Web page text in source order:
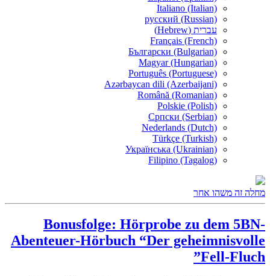
Italiano (Italian)
русский (Russian)
עברית (Hebrew)
Français (French)
Български (Bulgarian)
Magyar (Hungarian)
Português (Portuguese)
Azərbaycan dili (Azerbaijani)
Română (Romanian)
Polskie (Polish)
Српски (Serbian)
Nederlands (Dutch)
Türkçe (Turkish)
Українська (Ukrainian)
Filipino (Tagalog)
מחלה זה משהו אחר
Bonusfolge: Hörprobe zu dem 5BN-
Abenteuer-Hörbuch “Der geheimnisvolle
Fell-Fluch”